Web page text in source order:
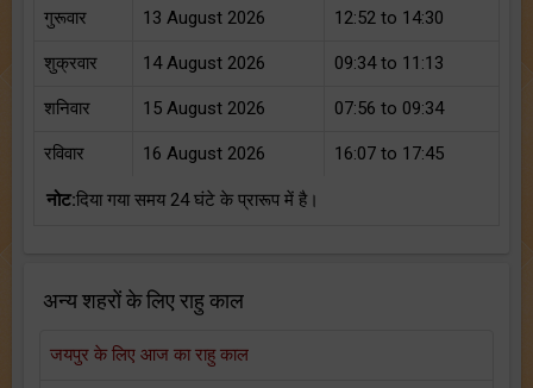
गुरूवार 13 August 2026 12:52 to 14:30
शुक्रवार 14 August 2026 09:34 to 11:13
शनिवार 15 August 2026 07:56 to 09:34
रविवार 16 August 2026 16:07 to 17:45
नोट:दिया गया समय 24 घंटे के प्रारूप में है।
अन्य शहरों के लिए राहु काल
जयपुर के लिए आज का राहु काल